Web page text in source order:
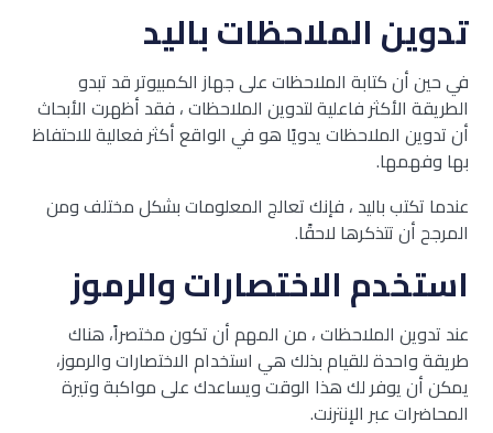
تدوين الملاحظات باليد
في حين أن كتابة الملاحظات على جهاز الكمبيوتر قد تبدو
الطريقة الأكثر فاعلية لتدوين الملاحظات ، فقد أظهرت الأبحاث
أن تدوين الملاحظات يدويًا هو في الواقع أكثر فعالية للاحتفاظ
بها وفهمها.
عندما تكتب باليد ، فإنك تعالج المعلومات بشكل مختلف ومن
المرجح أن تتذكرها لاحقًا.
استخدم الاختصارات والرموز
عند تدوين الملاحظات ، من المهم أن تكون مختصراً، هناك
طريقة واحدة للقيام بذلك هي استخدام الاختصارات والرموز،
يمكن أن يوفر لك هذا الوقت ويساعدك على مواكبة وتيرة
المحاضرات عبر الإنترنت.